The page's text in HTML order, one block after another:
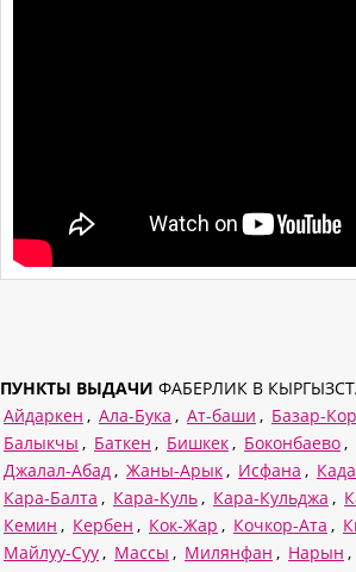
ПУНКТЫ ВЫДАЧИ ФАБЕРЛИК В
Айдаркен , Ала-Бука , Ат-баши , Базар-
Балыкчы , Баткен , Бишкек , Боконбаево ,
Джалал-Абад , Жаны-Арык , Исфана ,
Кара-Балта , Кара-Куль , Кара-Кульджа ,
Кемин , Кербен , Кок-Жар , Кочкор-Ата ,
Майлуу-Суу , Массы , Милянфан , Нарын ,